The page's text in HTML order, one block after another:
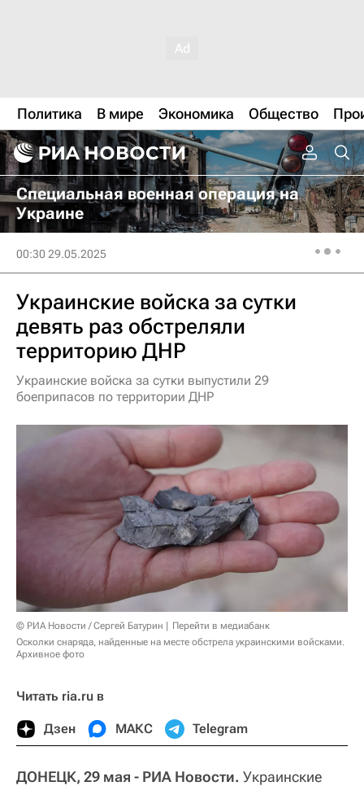
Политика В мире Экономика Общество
Специальная военная операция на
Украине
00:30 29.05.2025
Украинские войска за сутки
девять раз обстреляли
территорию ДНР
Украинские войска за сутки выпустили 29
боеприпасов по территории ДНР
© РИА Новости / Сергей Батурин
Перейти в медиабанк
Осколки снаряда, найденные на месте обстрела украинскими войсками.
Архивное фото
Читать ria.ru в
Дзен МАКС Telegram
ДОНЕЦК, 29 мая - РИА Новости. Украинские